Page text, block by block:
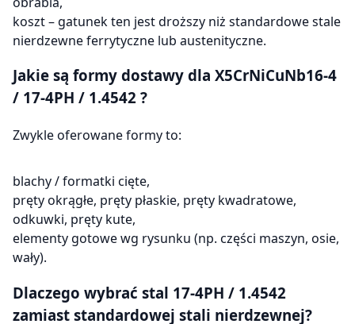
koszt – gatunek ten jest droższy niż standardowe stale
nierdzewne ferrytyczne lub austenityczne.
Jakie są formy dostawy dla X5CrNiCuNb16-4
/ 17-4PH / 1.4542 ?
Zwykle oferowane formy to:
blachy / formatki cięte,
pręty okrągłe, pręty płaskie, pręty kwadratowe,
odkuwki, pręty kute,
elementy gotowe wg rysunku (np. części maszyn, osie,
wały).
Dlaczego wybrać stal 17-4PH / 1.4542
zamiast standardowej stali nierdzewnej?